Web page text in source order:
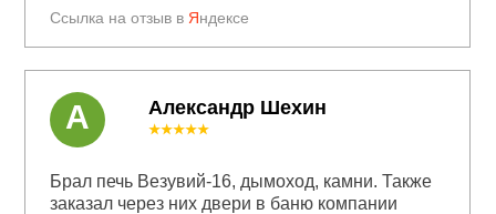
Ссылка на отзыв в Яндексе
Александр Шехин
★★★★★
Брал печь Везувий-16, дымоход, камни. Также
заказал через них двери в баню компании
А